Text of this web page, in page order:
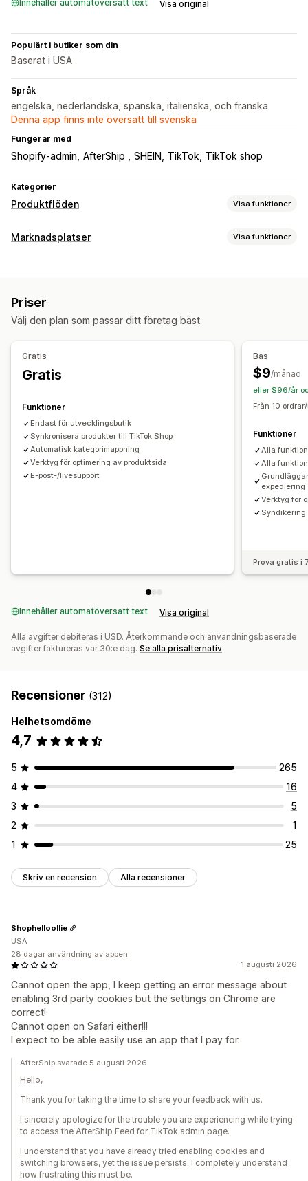
Innehåller automatöversatt text Visa original
Populärt i butiker som din
Baserat i USA
Språk
engelska, nederländska, spanska, italienska, och franska
Denna app finns inte översatt till svenska
Fungerar med
Shopify-admin AfterShip SHEIN TikTok TikTok shop
Kategorier
Produktflöden Visa funktioner
Anpassning av flöde
Flödeshantering
Butiksuppdateringar
Målspecifika flöden
Flödesoptimering
Marknadsplatser Visa funktioner
Priser
Välj den plan som passar ditt företag bäst.
Gratis
Gratis
Funktioner
Endast för utvecklingsbutik
Synkronisera produkter till TikTok Shop
Automatisk kategorimappning
Verktyg för optimering av produktsida
E-post-/livesupport
Bas
$9/månad
eller $96/år
Från 10
Funktioner
Alla
Alla
expediering
Verktyg för
Syndikering
Prova gratis i
Innehåller automatöversatt text Visa original
Alla avgifter debiteras i USD. Återkommande och användningsbaserade
avgifter faktureras var 30:e dag. Se alla prisalternativ
Recensioner (312)
Helhetsomdöme
4,7
5
265
4
16
3
5
2
1
1
25
Skriv en recension Alla recensioner
1 augusti 2026
Cannot open the app, I keep getting an error message about
enabling 3rd party cookies but the settings on Chrome are
correct!
Cannot open on Safari either!!!
I expect to be able easily use an app that I pay for.
Shophelloollie
USA
28 dagar användning av appen
AfterShip svarade 5 augusti 2026
Hello,
Thank you for taking the time to share your feedback with us.
I sincerely apologize for the trouble you are experiencing while trying
to access the AfterShip Feed for TikTok admin page.
I understand that you have already tried enabling cookies and
switching browsers, yet the issue persists. I completely understand
how frustrating this must be.